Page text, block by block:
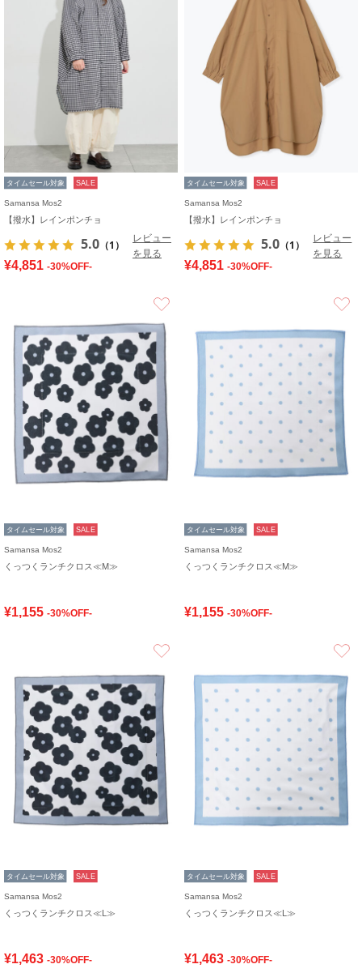
タイムセール対象 SALE
Samansa Mos2
【撥水】レインポンチョ
5.0 （1）
レビュー
を見る
¥4,851 -30%OFF-
タイムセール対象 SALE
Samansa Mos2
【撥水】レインポンチョ
5.0 （1）
レビュー
を見る
¥4,851 -30%OFF-
タイムセール対象 SALE
Samansa Mos2
くっつくランチクロス≪M≫
¥1,155 -30%OFF-
タイムセール対象 SALE
Samansa Mos2
くっつくランチクロス≪M≫
¥1,155 -30%OFF-
タイムセール対象 SALE
Samansa Mos2
くっつくランチクロス≪L≫
¥1,463 -30%OFF-
タイムセール対象 SALE
Samansa Mos2
くっつくランチクロス≪L≫
¥1,463 -30%OFF-